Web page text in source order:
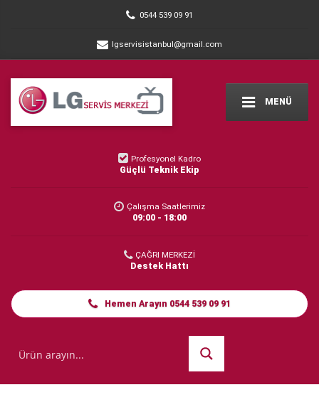
0544 539 09 91
lgservisistanbul@gmail.com
MENÜ
Profesyonel Kadro
Güçlü Teknik Ekip
Çalışma Saatlerimiz
09:00 - 18:00
ÇAĞRI MERKEZİ
Destek Hattı
Hemen Arayın 0544 539 09 91